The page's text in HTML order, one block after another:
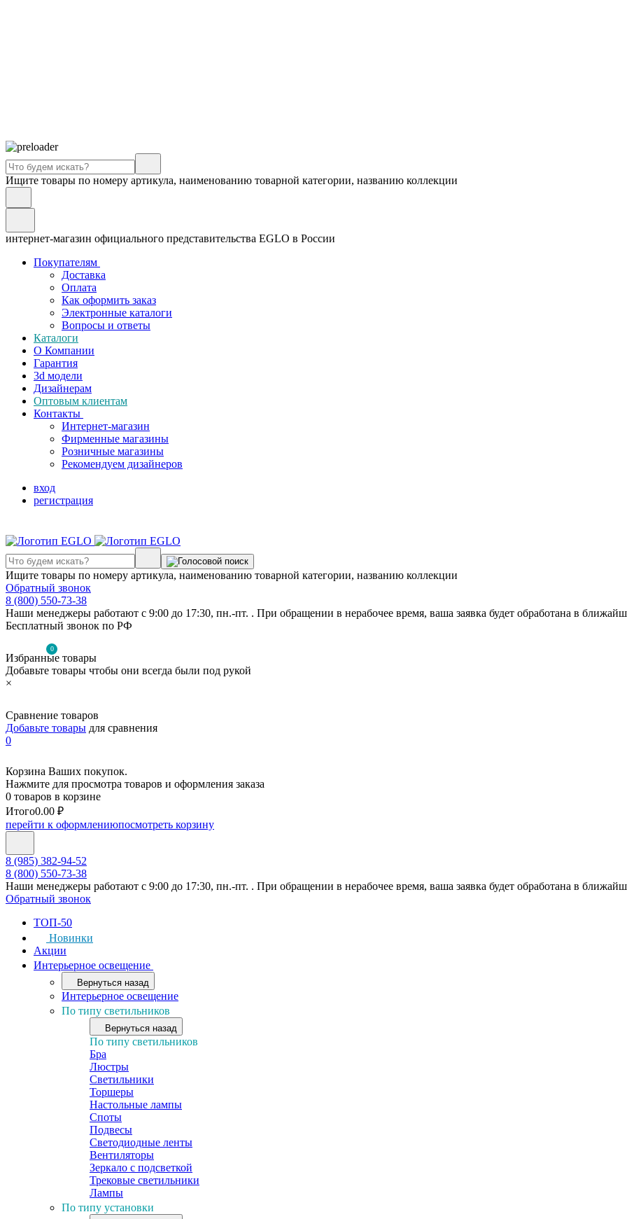
Ищите товары по номеру артикула, наименованию товарной категории, названию коллекции
интернет-магазин официального представительства EGLO в России
Покупателям
Доставка
Оплата
Как оформить заказ
Электронные каталоги
Вопросы и ответы
Каталоги
О Компании
Гарантия
3d модели
Дизайнерам
Оптовым клиентам
Контакты
Интернет-магазин
Фирменные магазины
Розничные магазины
Рекомендуем дизайнеров
вход
регистрация
Ищите товары по номеру артикула, наименованию товарной категории, названию коллекции
Обратный звонок
8 (800) 550-73-38
Наши менеджеры работают с 9:00 до 17:30, пн.-пт. . При обращении в нерабочее время, ваша заявка будет обработана в
Бесплатный звонок по РФ
0
Избранные товары
Добавьте товары чтобы они всегда были под рукой
×
Сравнение товаров
Добавьте товары для сравнения
0
Корзина Ваших покупок.
Нажмите для просмотра товаров и оформления заказа
0 товаров в корзине
Итого0.00 ₽
перейти к оформлениюпосмотреть корзину
8 (985) 382-94-52
8 (800) 550-73-38
Наши менеджеры работают с 9:00 до 17:30, пн.-пт. . При обращении в нерабочее время, ваша заявка будет обработана в
Обратный звонок
ТОП-50
Новинки
Акции
Интерьерное освещение
Вернуться назад
Интерьерное освещение
По типу светильников
Вернуться назад
По типу светильников
Бра
Люстры
Светильники
Торшеры
Настольные лампы
Споты
Подвесы
Светодиодные ленты
Вентиляторы
Зеркало с подсветкой
Трековые светильники
Лампы
По типу установки